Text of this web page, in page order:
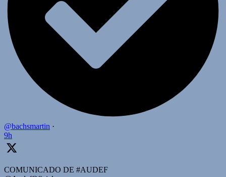
@bachsmartin ·
9h
COMUNICADO DE #AUDEF